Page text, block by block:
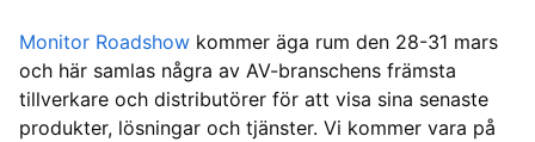
Monitor Roadshow kommer äga rum den 28-31 mars
och här samlas några av AV-branschens främsta
tillverkare och distributörer för att visa sina senaste
produkter, lösningar och tjänster. Vi kommer vara på